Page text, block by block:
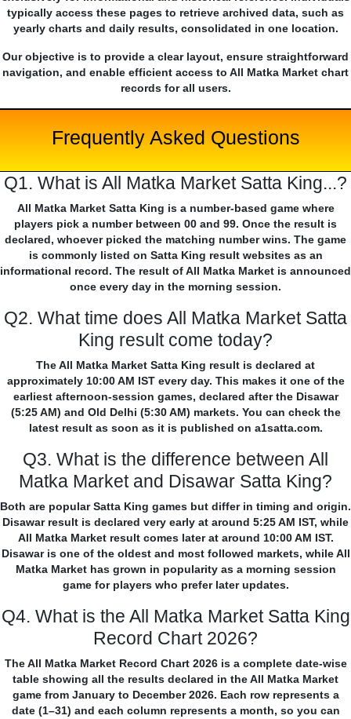
typically access these pages to retrieve archived data, such as
yearly charts and daily results, consolidated in one location.
Our objective is to provide a clear layout, ensure straightforward
navigation, and enable efficient access to All Matka Market chart
records for all users.
Frequently Asked Questions
Q1. What is All Matka Market Satta King...?
All Matka Market Satta King is a number-based game where
players pick a number between 00 and 99. Once the result is
declared, whoever picked the matching number wins. The game
is commonly listed on Satta King result websites as an
informational record. The result of All Matka Market is announced
once every day in the morning session.
Q2. What time does All Matka Market Satta
King result come today?
The All Matka Market Satta King result is declared at
approximately 10:00 AM IST every day. This makes it one of the
earliest afternoon-session games, declared after the Disawar
(5:25 AM) and Old Delhi (5:30 AM) markets. You can check the
latest result as soon as it is published on a1satta.com.
Q3. What is the difference between All
Matka Market and Disawar Satta King?
Both are popular Satta King games but differ in timing and origin.
Disawar result is declared very early at around 5:25 AM IST, while
All Matka Market result comes later at around 10:00 AM IST.
Disawar is one of the oldest and most followed markets, while All
Matka Market has grown in popularity as a morning session
game for players who prefer later updates.
Q4. What is the All Matka Market Satta King
Record Chart 2026?
The All Matka Market Record Chart 2026 is a complete date-wise
table showing all the results declared in the All Matka Market
game from January to December 2026. Each row represents a
date (1–31) and each column represents a month, so you can